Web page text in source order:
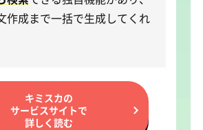
作成まで一括で生成してくれ
キミスカの
サービスサイトで
詳しく読む